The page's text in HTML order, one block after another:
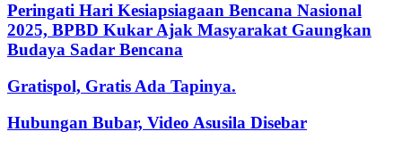
Peringati Hari Kesiapsiagaan Bencana Nasional
2025, BPBD Kukar Ajak Masyarakat Gaungkan
Budaya Sadar Bencana
Gratispol, Gratis Ada Tapinya.
Hubungan Bubar, Video Asusila Disebar